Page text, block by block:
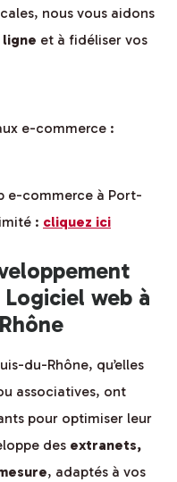
nous vous aidons
et à fidéliser vos
e-commerce :
e-commerce à Port-
: cliquez ici
web à
du-Rhône, qu’elles
associatives, ont
pour optimiser leur
des extranets,
, adaptés à vos